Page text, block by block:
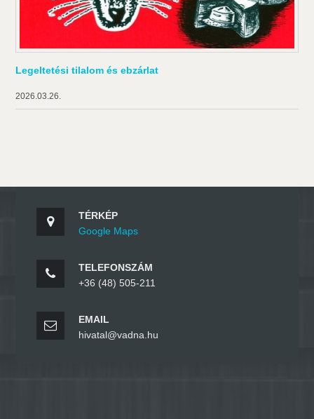
Legeltetési tilalom és ebzárlat
2026.03.26.
TÉRKÉP
Google Maps
TELEFONSZÁM
+36 (48) 505-211
EMAIL
hivatal@vadna.hu